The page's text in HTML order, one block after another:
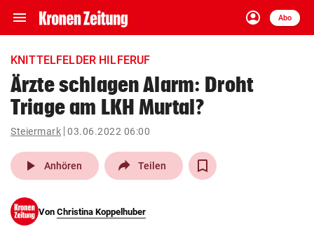
menu Navigation
ein-/ausklappen
account_circle
Anmelden
Abo
close Schließen
account_circle Anmelden
pin_drop
Wien arrow_right
KNITTELFELDER HILFERUF
Ärzte schlagen Alarm: Droht
Triage am LKH Murtal?
Steiermark 03.06.2022 06:00
play_arrow Anhören Teilen
Von Christina Koppelhuber